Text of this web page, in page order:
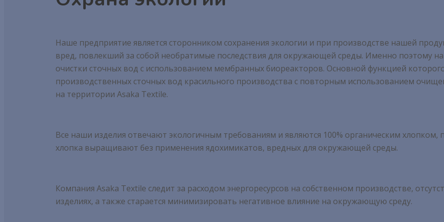
Наше предприятие является сторонником сохранения экологии и при производстве нашей
вред, повлекший за собой необратимые последствия для окружающей среды. Именно поэтому на
очистки сточных вод с использованием мембранных биореакторов. Основной функцией которого
производственных сточных вод красильного производства с повторным использованием
на территории Asaka Textile.
Все наши изделия отвечают экологичным требованиям и являются 100% органическим
хлопка выращивают без применения ядохимикатов, вредных для окружающей среды.
Компания Asaka Textile следит за расходом энергоресурсов на собственном производстве,
изделиях, а также старается минимизировать негативное влияние на окружающую среду.